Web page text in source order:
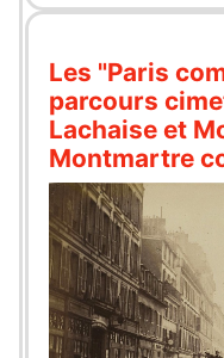
Les "Paris
parcours
Lachaise et
Montmartre